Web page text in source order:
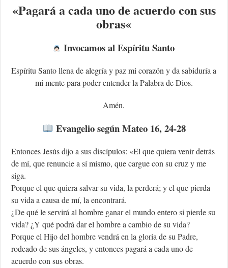
«Pagará a cada uno de acuerdo con sus
obras«
Invocamos al Espíritu Santo
Espíritu Santo llena de alegría y paz mi corazón y da sabiduría a
mi mente para poder entender la Palabra de Dios.
Amén.
Evangelio según Mateo 16, 24-28
Entonces Jesús dijo a sus discípulos: «El que quiera venir detrás
de mí, que renuncie a sí mismo, que cargue con su cruz y me
siga.
Porque el que quiera salvar su vida, la perderá; y el que pierda
su vida a causa de mí, la encontrará.
¿De qué le servirá al hombre ganar el mundo entero si pierde su
vida? ¿Y qué podrá dar el hombre a cambio de su vida?
Porque el Hijo del hombre vendrá en la gloria de su Padre,
rodeado de sus ángeles, y entonces pagará a cada uno de
acuerdo con sus obras.